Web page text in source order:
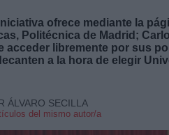
ofrece mediante la
Politécnica de Madrid;
acceder libremente por sus
a la hora de elegir
ÁLVARO SECILLA
del mismo autor/a